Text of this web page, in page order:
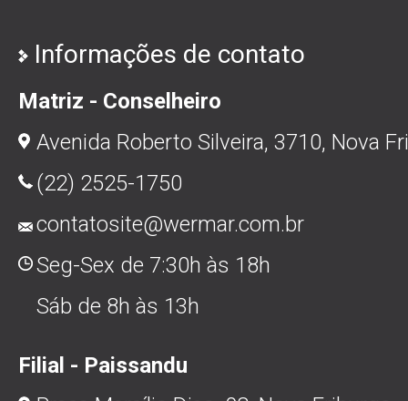
Informações de contato
Matriz - Conselheiro
Avenida Roberto Silveira, 3710, Nova
(22) 2525-1750
contatosite@wermar.com.br
Seg-Sex de 7:30h às 18h
Sáb de 8h às 13h
Filial - Paissandu